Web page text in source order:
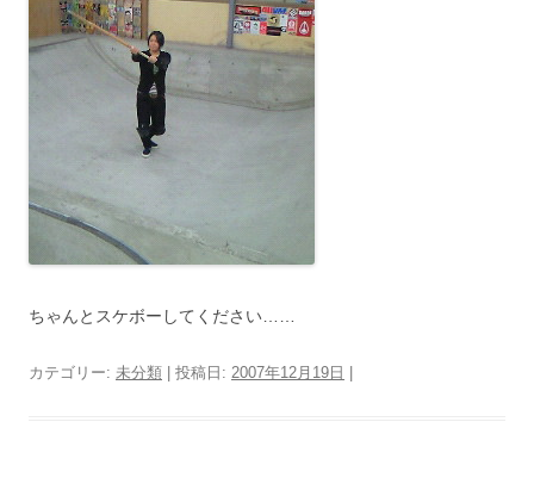
ちゃんとスケボーしてください……
カテゴリー: 未分類 | 投稿日: 2007年12月19日